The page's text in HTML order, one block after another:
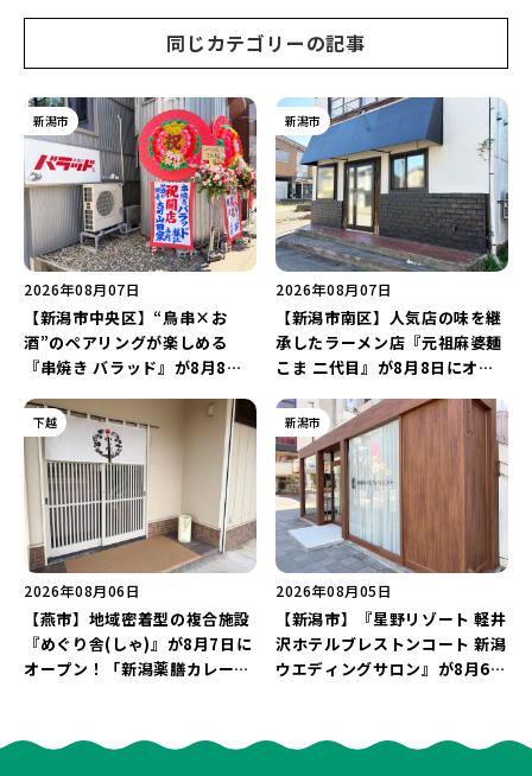
同じカテゴリーの記事
新潟市
2026年08月07日
【新潟市中央区】“鳥串×お
酒”のペアリングが楽しめる
『串焼き バラッド』が8月8日
インアップ♪
新潟市
2026年08月07日
【新潟市南区】人気店の味を継
承したラーメン店『元祖麻婆麺
こま 二代目』が8月8日にオー
た「麻婆麺」を復刻♪
下越
2026年08月06日
【燕市】地域密着型の複合施設
『めぐり舎(しゃ)』が8月7日に
オープン！「新潟薬膳カレー
う♪
新潟市
2026年08月05日
【新潟市】『星野リゾート 軽井
沢ホテルブレストンコート 新潟
ウエディングサロン』が8月6日